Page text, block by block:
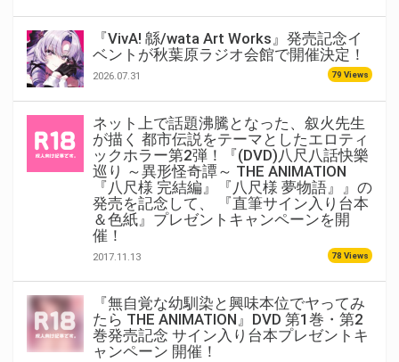
『VivA! 緜/wata Art Works』発売記念イ
ベントが秋葉原ラジオ会館で開催決定！
2026.07.31 79 Views
ネット上で話題沸騰となった、叙火先生
が描く 都市伝説をテーマとしたエロティ
ックホラー第2弾！『(DVD)八尺八話快樂
巡り ～異形怪奇譚～ THE ANIMATION
『八尺様 完結編』『八尺様 夢物語』』の
発売を記念して、 『直筆サイン入り台本
＆色紙』プレゼントキャンペーンを開
催！
2017.11.13 78 Views
『無自覚な幼馴染と興味本位でヤってみ
たら THE ANIMATION』DVD 第1巻・第2
巻発売記念 サイン入り台本プレゼントキ
ャンペーン 開催！